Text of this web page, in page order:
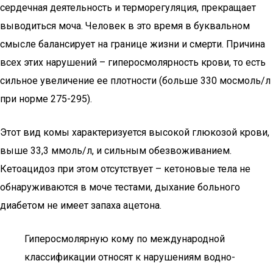
сердечная деятельность и терморегуляция, прекращает
выводиться моча. Человек в это время в буквальном
смысле балансирует на границе жизни и смерти. Причина
всех этих нарушений – гиперосмолярность крови, то есть
сильное увеличение ее плотности (больше 330 мосмоль/л
при норме 275-295).
Этот вид комы характеризуется высокой глюкозой крови,
выше 33,3 ммоль/л, и сильным обезвоживанием.
Кетоацидоз при этом отсутствует – кетоновые тела не
обнаруживаются в моче тестами, дыхание больного
диабетом не имеет запаха ацетона.
Гиперосмолярную кому по международной
классификации относят к нарушениям водно-